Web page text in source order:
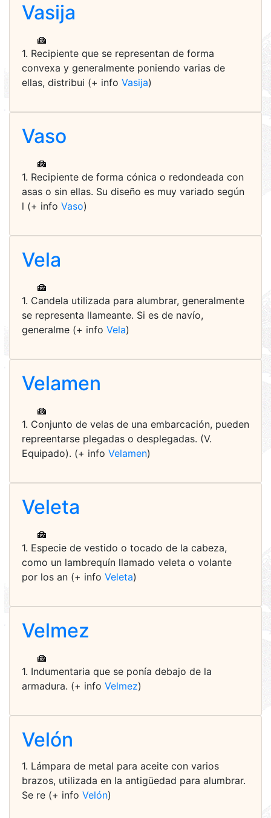
Vasija
1. Recipiente que se representan de forma
convexa y generalmente poniendo varias de
ellas, distribui (+ info Vasija)
Vaso
1. Recipiente de forma cónica o redondeada con
asas o sin ellas. Su diseño es muy variado según
l (+ info Vaso)
Vela
1. Candela utilizada para alumbrar, generalmente
se representa llameante. Si es de navío,
generalme (+ info Vela)
Velamen
1. Conjunto de velas de una embarcación, pueden
repreentarse plegadas o desplegadas. (V.
Equipado). (+ info Velamen)
Veleta
1. Especie de vestido o tocado de la cabeza,
como un lambrequín llamado veleta o volante
por los an (+ info Veleta)
Velmez
1. Indumentaria que se ponía debajo de la
armadura. (+ info Velmez)
Velón
1. Lámpara de metal para aceite con varios
brazos, utilizada en la antigüedad para alumbrar.
Se re (+ info Velón)